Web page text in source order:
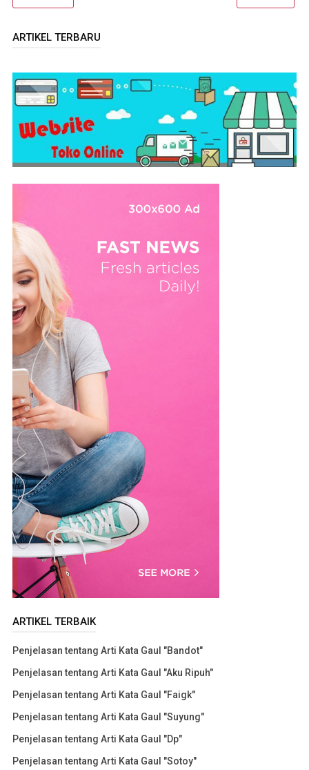
ARTIKEL TERBARU
ARTIKEL TERBAIK
Penjelasan tentang Arti Kata Gaul "Bandot"
Penjelasan tentang Arti Kata Gaul "Aku Ripuh"
Penjelasan tentang Arti Kata Gaul "Faigk"
Penjelasan tentang Arti Kata Gaul "Suyung"
Penjelasan tentang Arti Kata Gaul "Dp"
Penjelasan tentang Arti Kata Gaul "Sotoy"